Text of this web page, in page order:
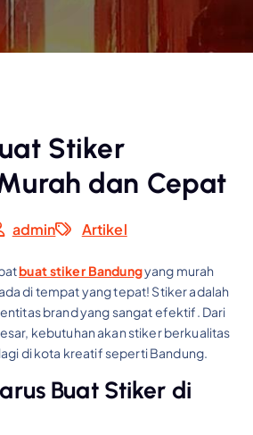
Stiker
dan Cepat
admin Artikel
buat stiker Bandungyang murah
di tempat yang tepat! Stiker adalah
brand yang sangat efektif. Dari
kebutuhan akan stiker berkualitas
di kota kreatif seperti Bandung.
Buat Stiker di